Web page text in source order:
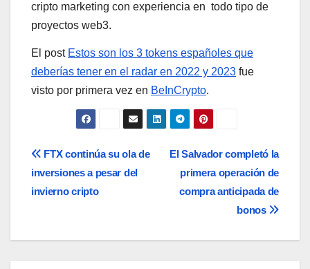
cripto marketing con experiencia en todo tipo de
proyectos web3.
El post Estos son los 3 tokens españoles que
deberías tener en el radar en 2022 y 2023 fue
visto por primera vez en BeInCrypto.
Navegación
de
El Salvador completó la
primera operación de
compra anticipada de
bonos
FTX continúa su ola de
inversiones a pesar del
invierno cripto